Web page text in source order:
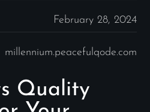
February 28, 2024
millennium.peacefulqode.com
Quality